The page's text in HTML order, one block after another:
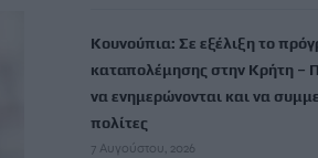
Κουνούπια: Σε εξέλιξη το
καταπολέμησης στην Κρήτη –
να ενημερώνονται και να
πολίτες
7 Αυγούστου, 2026